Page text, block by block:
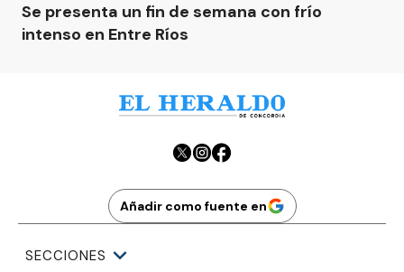
Se presenta un fin de semana con frío
intenso en Entre Ríos
Añadir como fuente en
SECCIONES